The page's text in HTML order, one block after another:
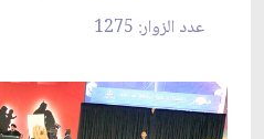
عدد الزوار: 1275